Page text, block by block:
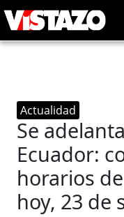
Actualidad
Se
Ecuador:
horarios
hoy, 23 de